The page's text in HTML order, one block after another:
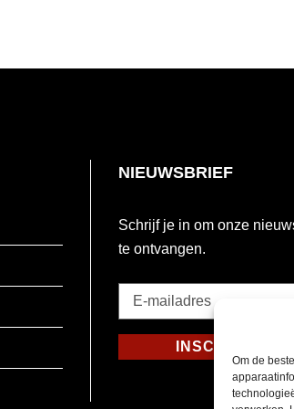
Om de
NIEUWSBRIEF
Schrijf je in om onze
te ontvangen.
mailadres
Verplicht
INSCHRIJVEN